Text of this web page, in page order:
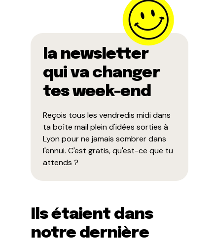
la newsletter
qui va changer
tes week-end
Reçois tous les vendredis midi dans
ta boîte mail plein d'idées sorties à
Lyon pour ne jamais sombrer dans
l'ennui. C'est gratis, qu'est-ce que tu
attends ?
Ils étaient dans
notre dernière